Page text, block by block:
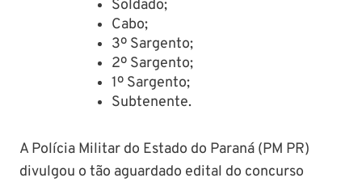
Soldado;​
Cabo;​
3º Sargento;​
2º Sargento;​
1º Sargento;​
Subtenente.
A Polícia Militar do Estado do Paraná (PM PR)
divulgou o tão aguardado edital do concurso